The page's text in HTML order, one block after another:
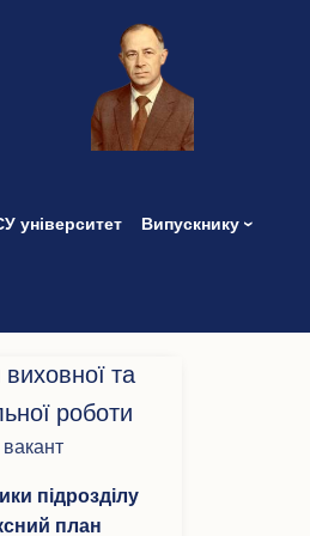
університет
Випускнику
виховної та
роботи
вакант
підрозділу
план